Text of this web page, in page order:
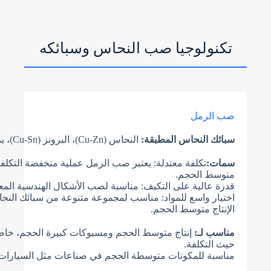
y
e إرسال النموذج
تكنولوجيا صب النحاس وسبائكه
صب الرمل
سبائك النحاس المطبقة: النحاس (Cu-Zn)، البرونز (Cu-Sn)، برونز الألومنيوم (Cu-Al)
سمات:تكلفة معتدلة: يعتبر صب الرمل عملية منخفضة
متوسط الحجم.
قدرة عالية على التكيف: مناسبة لصب الأشكال الهندسية
اختيار واسع للمواد: مناسب لمجموعة متنوعة من سبائك
الإنتاج متوسط الحجم.
مناسب لـ: إنتاج متوسط الحجم ومسبوكات كبيرة الحجم،
حيث التكلفة.
مناسبة للمكونات متوسطة الحجم في صناعات مثل السيارات